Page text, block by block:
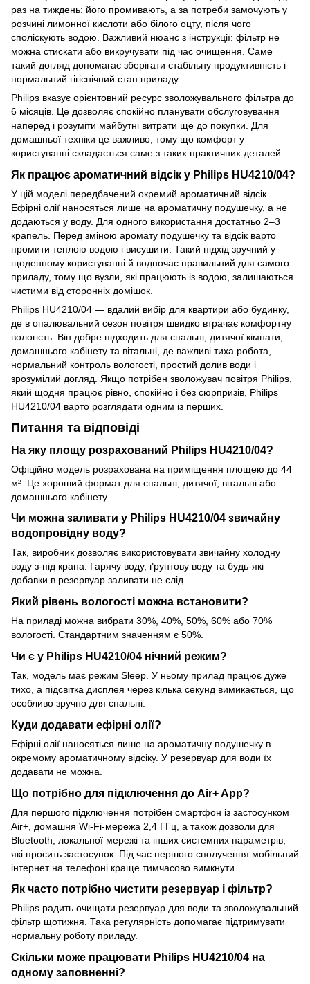
раз на тиждень: його промивають, а за потреби замочують у
розчині лимонної кислоти або білого оцту, після чого
споліскують водою. Важливий нюанс з інструкції: фільтр не
можна стискати або викручувати під час очищення. Саме
такий догляд допомагає зберігати стабільну продуктивність і
нормальний гігієнічний стан приладу.
Philips вказує орієнтовний ресурс зволожувального фільтра до
6 місяців. Це дозволяє спокійно планувати обслуговування
наперед і розуміти майбутні витрати ще до покупки. Для
домашньої техніки це важливо, тому що комфорт у
користуванні складається саме з таких практичних деталей.
Як працює ароматичний відсік у Philips HU4210/04?
У цій моделі передбачений окремий ароматичний відсік.
Ефірні олії наносяться лише на ароматичну подушечку, а не
додаються у воду. Для одного використання достатньо 2–3
крапель. Перед зміною аромату подушечку та відсік варто
промити теплою водою і висушити. Такий підхід зручний у
щоденному користуванні й водночас правильний для самого
приладу, тому що вузли, які працюють із водою, залишаються
чистими від сторонніх домішок.
Philips HU4210/04 — вдалий вибір для квартири або будинку,
де в опалювальний сезон повітря швидко втрачає комфортну
вологість. Він добре підходить для спальні, дитячої кімнати,
домашнього кабінету та вітальні, де важливі тиха робота,
нормальний контроль вологості, простий долив води і
зрозумілий догляд. Якщо потрібен зволожувач повітря Philips,
який щодня працює рівно, спокійно і без сюрпризів, Philips
HU4210/04 варто розглядати одним із перших.
Питання та відповіді
На яку площу розрахований Philips HU4210/04?
Офіційно модель розрахована на приміщення площею до 44
м². Це хороший формат для спальні, дитячої, вітальні або
домашнього кабінету.
Чи можна заливати у Philips HU4210/04 звичайну
водопровідну воду?
Так, виробник дозволяє використовувати звичайну холодну
воду з-під крана. Гарячу воду, ґрунтову воду та будь-які
добавки в резервуар заливати не слід.
Який рівень вологості можна встановити?
На приладі можна вибрати 30%, 40%, 50%, 60% або 70%
вологості. Стандартним значенням є 50%.
Чи є у Philips HU4210/04 нічний режим?
Так, модель має режим Sleep. У ньому прилад працює дуже
тихо, а підсвітка дисплея через кілька секунд вимикається, що
особливо зручно для спальні.
Куди додавати ефірні олії?
Ефірні олії наносяться лише на ароматичну подушечку в
окремому ароматичному відсіку. У резервуар для води їх
додавати не можна.
Що потрібно для підключення до Air+ App?
Для першого підключення потрібен смартфон із застосунком
Air+, домашня Wi-Fi-мережа 2,4 ГГц, а також дозволи для
Bluetooth, локальної мережі та інших системних параметрів,
які просить застосунок. Під час першого сполучення мобільний
інтернет на телефоні краще тимчасово вимкнути.
Як часто потрібно чистити резервуар і фільтр?
Philips радить очищати резервуар для води та зволожувальний
фільтр щотижня. Така регулярність допомагає підтримувати
нормальну роботу приладу.
Скільки може працювати Philips HU4210/04 на
одному заповненні?